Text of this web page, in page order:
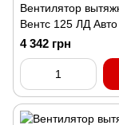
Вентилятор
Вентс 125 ЛД Авто
4 342 грн